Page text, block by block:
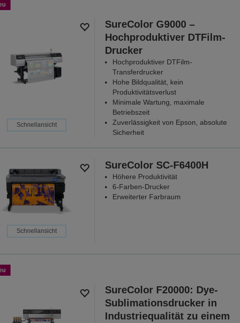
Schnellansicht
SureColor G9000 –
Hochproduktiver DTFilm-
Drucker
Hochproduktiver DTFilm-
Transferdrucker
Hohe Bildqualität, kein
Produktivitätsverlust
Minimale Wartung, maximale
Betriebszeit
Zuverlässigkeit von Epson, absolute
Sicherheit
Schnellansicht
SureColor SC-F6400H
Höhere Produktivität
6-Farben-Drucker
Erweiterter Farbraum
SureColor F20000: Dye-
Sublimationsdrucker in
Industriequalität zu einem